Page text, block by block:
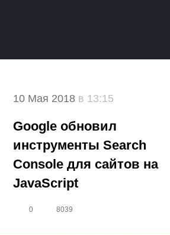
10 Мая 2018 в 13:15
Google обновил
инструменты Search
Console для сайтов на
JavaScript
0 8039